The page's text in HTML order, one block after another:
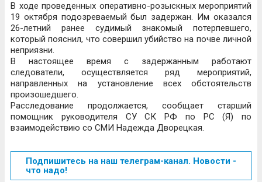
В ходе проведенных оперативно-розыскных мероприятий
19 октября подозреваемый был задержан. Им оказался
26-летний ранее судимый знакомый потерпевшего,
который пояснил, что совершил убийство на почве личной
неприязни.
В настоящее время с задержанным работают
следователи, осуществляется ряд мероприятий,
направленных на установление всех обстоятельств
произошедшего.
Расследование продолжается, сообщает старший
помощник руководителя СУ СК РФ по РС (Я) по
взаимодействию со СМИ Надежда Дворецкая.
Подпишитесь на наш телеграм-канал. Новости -
что надо!